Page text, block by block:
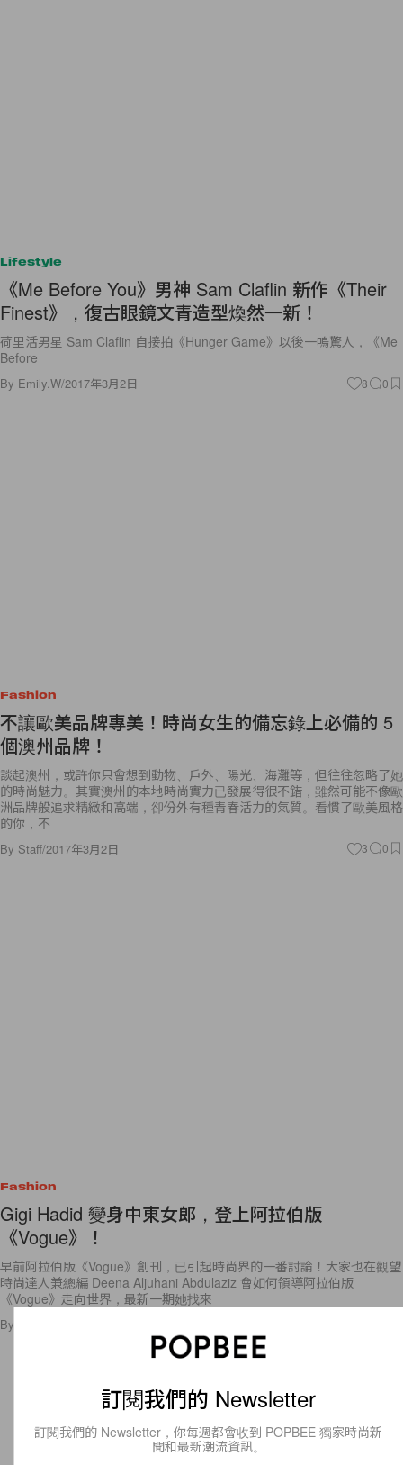
Lifestyle
《Me Before You》男神 Sam Claflin 新作《Their
Finest》，復古眼鏡文青造型煥然一新！
荷里活男星 Sam Claflin 自接拍《Hunger Game》以後一嗚驚人，《Me
Before
By Emily.W/2017年3月2日 8 0
Fashion
不讓歐美品牌專美！時尚女生的備忘錄上必備的 5
個澳州品牌！
談起澳州，或許你只會想到動物、戶外、陽光、海灘等，但往往忽略了她
的時尚魅力。其實澳州的本地時尚實力已發展得很不錯，雖然可能不像歐
洲品牌般追求精緻和高端，卻份外有種青春活力的氣質。看慣了歐美風格
的你，不
By Staff/2017年3月2日 3 0
Gigi Hadid 變身中東女郎，登上阿拉伯版
《Vogue》！
早前阿拉伯版《Vogue》創刊，已引起時尚界的一番討論！大家也在觀望
《Vogue》走向世界，最新一期她找來
ByAudrey Tsang/2017年3月2日
訂閱我們的 Newsletter
訂閱我們的 Newsletter，你每週都會收到 POPBEE 獨家時尚新
聞和最新潮流資訊。